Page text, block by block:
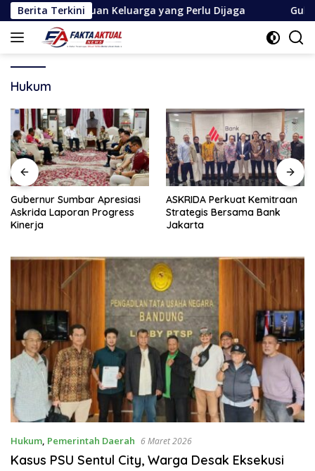
Langsung
ke
konten
Berita Terkini
Ribuan Keluarga yang Perlu Dijaga Gubernur
Hukum
Gubernur Sumbar Apresiasi
Askrida Laporan Progress
Kinerja
ASKRIDA Perkuat Kemitraan
Strategis Bersama Bank
Jakarta
Hukum, Pemerintah Daerah 6 Maret 2026
Kasus PSU Sentul City, Warga Desak Eksekusi